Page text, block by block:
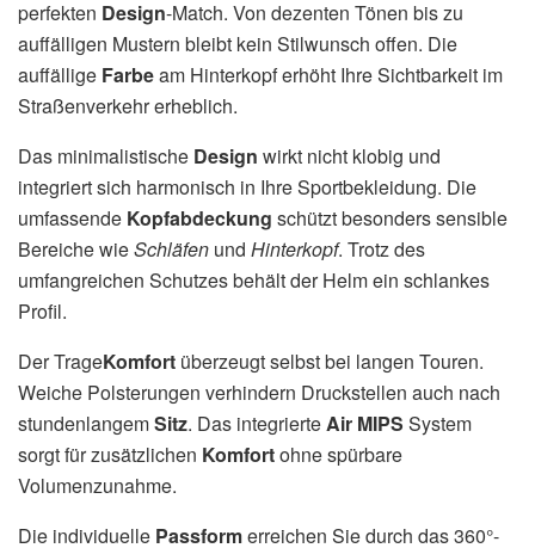
perfekten Design-Match. Von dezenten Tönen bis zu
auffälligen Mustern bleibt kein Stilwunsch offen. Die
auffällige Farbeam Hinterkopf erhöht Ihre Sichtbarkeit im
Straßenverkehr erheblich.
Das minimalistische Design wirkt nicht klobig und
integriert sich harmonisch in Ihre Sportbekleidung. Die
umfassende Kopfabdeckung schützt besonders sensible
Bereiche wieSchläfen und Hinterkopf. Trotz des
umfangreichen Schutzes behält der Helm ein schlankes
Profil.
Der TrageKomfort überzeugt selbst bei langen Touren.
Weiche Polsterungen verhindern Druckstellen auch nach
stundenlangemSitz. Das integrierte Air MIPS System
sorgt für zusätzlichen Komfortohne spürbare
Volumenzunahme.
Die individuelle Passformerreichen Sie durch das 360°-